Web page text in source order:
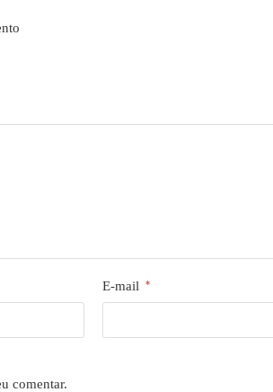
E-mail *
comentar.